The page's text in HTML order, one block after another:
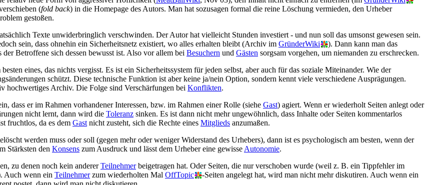
(fold back) in die Homepage des Autors. Man hat sozusagen formal die reine Löschung vermieden, den Urheber
gestoßen.
Texte unwiderbringlich verschwinden. Der Autor hat vielleicht Stunden investiert - und nun soll das umsonst gewesen sein.
sein, dass ohnehin ein Sicherheitsnetz existiert, wo alles erhalten bleibt (Archiv im GründerWiki
). Dann kann man das
Betroffene sich dessen bewusst ist. Also vor allem bei Besuchern und Gästen sorgsam vorgehen, um niemanden zu erschrecken.
eines, das nichts vergisst. Es ist ein Sicherheitssystem für jeden selbst, aber auch für das soziale Miteinander. Wie der
schützt. Diese technische Funktion ist aber keine ja/nein Option, sondern kennt viele verschiedene Ausprägungen.
hochwertiges Archiv. Die Folge sind Verschärfungen bei Konflikten.
dass er im Rahmen vorhandener Interessen, bzw. im Rahmen einer Rolle (siehe Gast) agiert. Wenn er wiederholt Seiten anlegt oder
nicht lernt, dann wird die Toleranz sinken. Es ist dann nicht mehr ungewöhnlich, dass Inhalte oder Seiten kommentarlos
fruchtlos, da es dem Gast nicht zusteht, sich die Rechte eines Mitglieds anzumaßen.
werden muss oder soll (gegen mehr oder weniger Widerstand des Urhebers), dann ist es psychologisch am besten, wenn der
Stärksten den Konsens zum Ausdruck und lässt dem Urheber eine gewisse Autonomie.
zu denen noch kein andererTeilnehmerbeigetragen hat. Oder Seiten, die nur verschoben wurde (weil z. B. ein Tippfehler im
Auch wenn ein Teilnehmerzum wiederholten Mal OffTopic
-Seiten angelegt hat, wird man nicht mehr diskutiren. Auch wenn ein